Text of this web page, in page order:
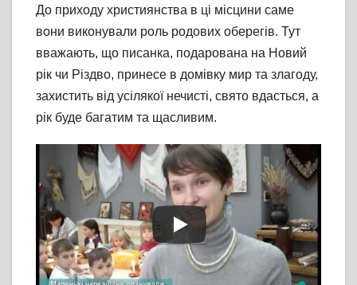
До приходу християнства в ці місцини саме
вони виконували роль родових оберегів. Тут
вважають, що писанка, подарована на Новий
рік чи Різдво, принесе в домівку мир та злагоду,
захистить від усілякої нечисті, свято вдасться, а
рік буде багатим та щасливим.